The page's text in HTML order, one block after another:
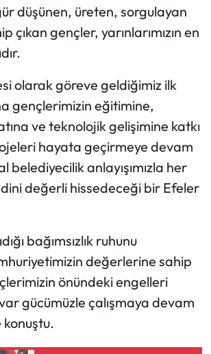
düşünen, üreten, sorgulayan
çıkan gençler, yarınlarımızın en
olarak göreve geldiğimiz ilk
gençlerimizin eğitimine,
ve teknolojik gelişimine katkı
hayata geçirmeye devam
belediyecilik anlayışımızla her
değerli hissedeceği bir Efeler
bağımsızlık ruhunu
değerlerine sahip
önündeki engelleri
gücümüzle çalışmaya devam